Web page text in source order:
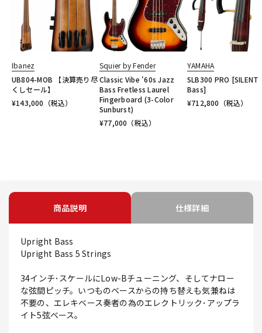
Ibanez
UB804-MOB 【決算売り尽
くしセール】
¥143,000 （税込）
Squier by Fender
Classic Vibe '60s Jazz
Bass Fretless Laurel
Fingerboard (3-Color
Sunburst)
¥77,000 （税込）
YAMAHA
SLB300 PRO [SILENT
Bass]
¥712,800 （税込）
商品説明 仕様詳細
Upright Bass
Upright Bass 5 Strings
34インチ･スケールにLow-Bチューニング、そしてナロー
な弦間ピッチ。いつものベースからの持ち替えも気兼ねは
不要の、エレキベース奏者の為のエレクトリック･アップラ
イト5弦ベース。